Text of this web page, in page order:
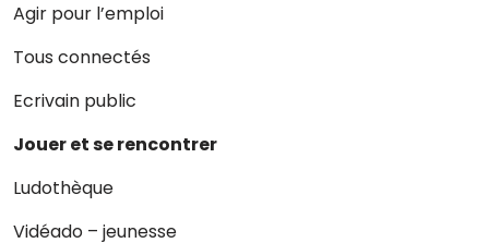
Agir pour l’emploi
Tous connectés
Ecrivain public
Jouer et se rencontrer
Ludothèque
Vidéado – jeunesse